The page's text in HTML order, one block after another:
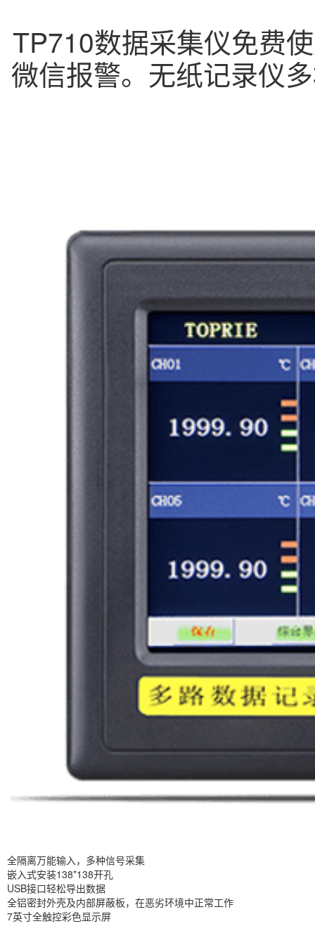
TP710数据采集仪免费
微信报警。无纸记录仪
全隔离万能输入，多种信号采集
嵌入式安装138*138开孔
USB接口轻松导出数据
全铝密封外壳及内部屏蔽板，在恶劣环境中正常工作
7英寸全触控彩色显示屏